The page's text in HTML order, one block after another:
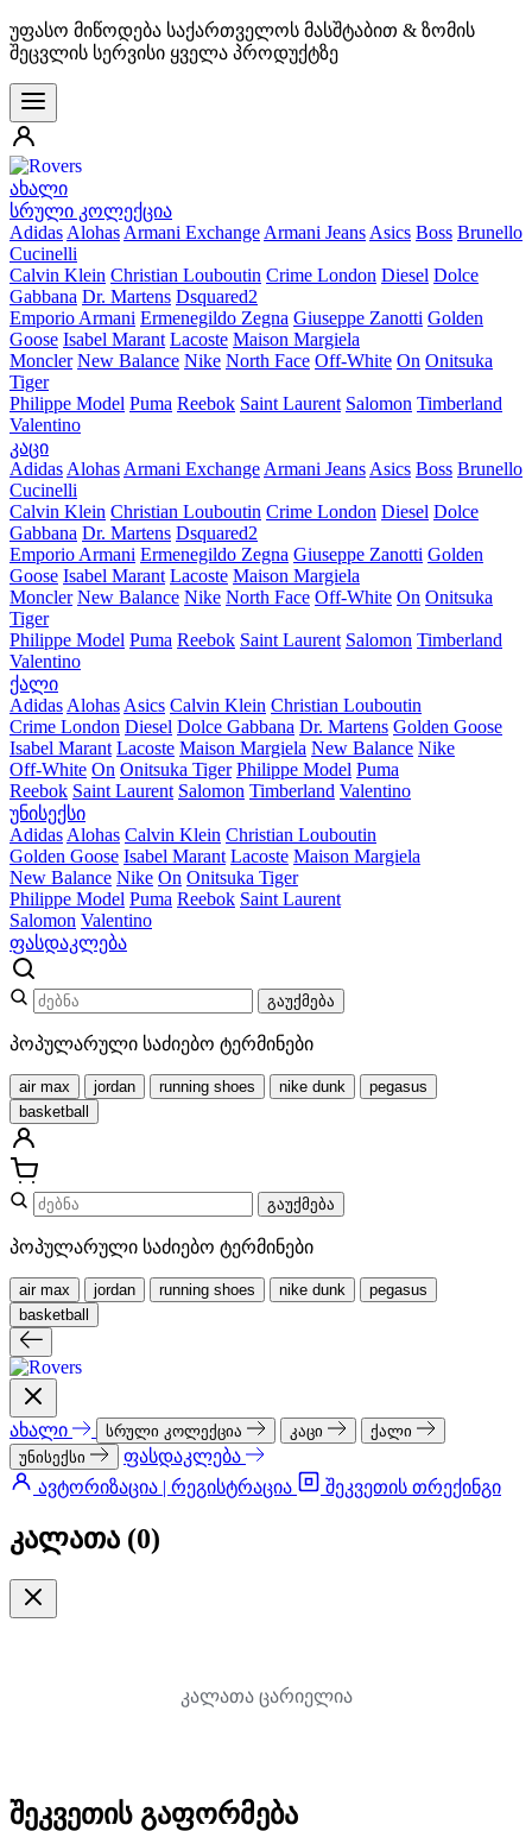
უფასო მიწოდება საქართველოს მასშტაბით & ზომის
შეცვლის სერვისი ყველა პროდუქტზე
ახალი
სრული კოლექცია
Adidas Alohas Armani Exchange Armani Jeans Asics Boss Brunello
Cucinelli
Calvin Klein Christian Louboutin Crime London Diesel Dolce
Gabbana Dr. Martens Dsquared2
Emporio Armani Ermenegildo Zegna Giuseppe Zanotti Golden
Goose Isabel Marant Lacoste Maison Margiela
Moncler New Balance Nike North Face Off-White On Onitsuka
Tiger
Philippe Model Puma Reebok Saint Laurent Salomon Timberland
Valentino
კაცი
Adidas Alohas Armani Exchange Armani Jeans Asics Boss Brunello
Cucinelli
Calvin Klein Christian Louboutin Crime London Diesel Dolce
Gabbana Dr. Martens Dsquared2
Emporio Armani Ermenegildo Zegna Giuseppe Zanotti Golden
Goose Isabel Marant Lacoste Maison Margiela
Moncler New Balance Nike North Face Off-White On Onitsuka
Tiger
Philippe Model Puma Reebok Saint Laurent Salomon Timberland
Valentino
ქალი
Adidas Alohas Asics Calvin Klein Christian Louboutin
Crime London Diesel Dolce Gabbana Dr. Martens Golden Goose
Isabel Marant Lacoste Maison Margiela New Balance Nike
Off-White On Onitsuka Tiger Philippe Model Puma
Reebok Saint Laurent Salomon Timberland Valentino
უნისექსი
Adidas Alohas Calvin Klein Christian Louboutin
Golden Goose Isabel Marant Lacoste Maison Margiela
New Balance Nike On Onitsuka Tiger
Philippe Model Puma Reebok Saint Laurent
Salomon Valentino
ფასდაკლება
გაუქმება
პოპულარული საძიებო ტერმინები
air max jordan running shoes nike dunk
pegasus
basketball
გაუქმება
პოპულარული საძიებო ტერმინები
air max jordan running shoes nike dunk
pegasus
basketball
ახალი სრული კოლექცია კაცი
ქალი
უნისექსი
ფასდაკლება
ავტორიზაცია | რეგისტრაცია
შეკვეთის თრექინგი
კალათა (0)
კალათა ცარიელია
შეკვეთის გაფორმება